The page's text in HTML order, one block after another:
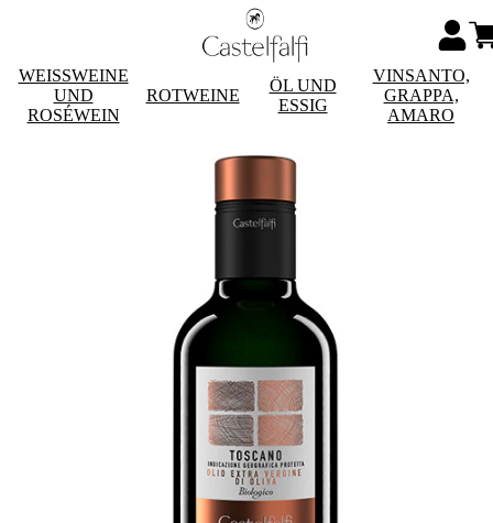
WEISSWEINE
UND
ROSÉWEIN
ROTWEINE
ÖL UND
ESSIG
VINSANTO,
GRAPPA,
AMARO